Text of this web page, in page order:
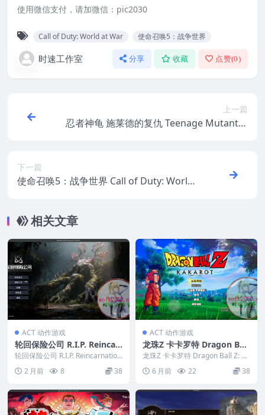
使用微信支付，请加微信：pic2030
Call of Duty: World at War 使命召唤5：战争世界
时速工作室 分享 收藏 点赞(0)
上一篇
忍者神龟 施莱德的复仇 Teenage Mutant N
下一篇
使命召唤5：战争世界 Call of Duty: World
相关文章
ACT 动作游戏
轮回保险公司 R.I.P. Reincar
nation Insurance Program
MAC游戏 苹果电脑游戏 适配
苹果OS系统macOS
轮回保险公司 R.I.P. Reincarnation
2 月前 8 38
ACT 动作游戏
龙珠Z 卡卡罗特 Dragon Ball
Z: Kakarot MAC游戏 苹果电
脑游戏 适配苹果OS系统mac
OS
龙珠Z 卡卡罗特 Dragon Ball Z: Ka
6 月前 22 38